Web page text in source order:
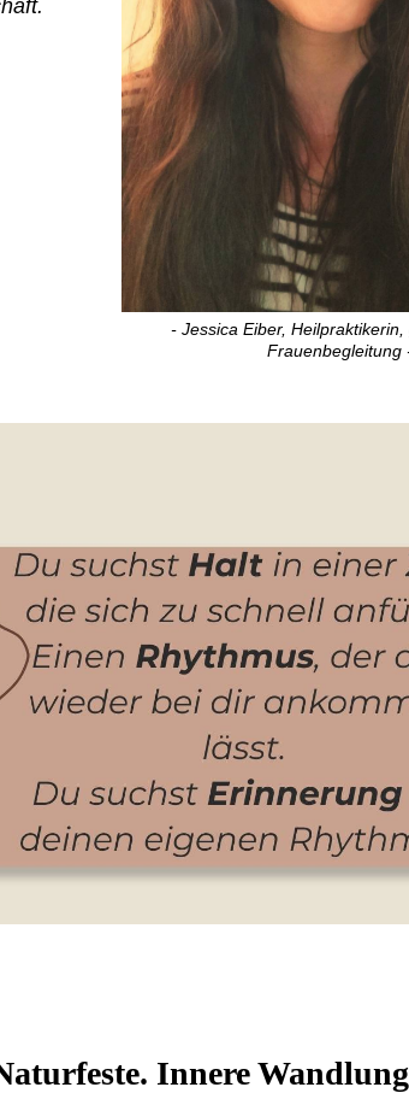
- Jessica Eiber,
Frauenbegleitung
Innere